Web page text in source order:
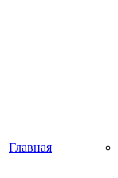
Главная